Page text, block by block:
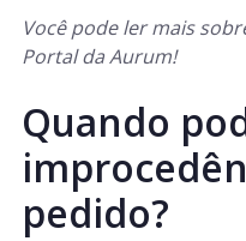
Você pode ler mais
Portal da Aurum!
Quando
pedido?